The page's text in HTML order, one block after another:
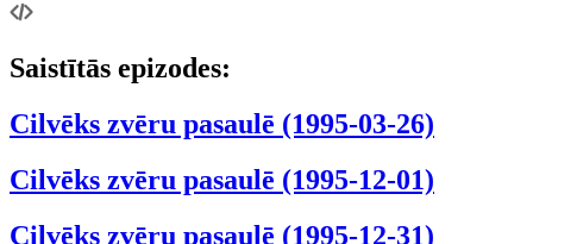
Saistītās epizodes:
Cilvēks zvēru pasaulē (1995-03-26)
Cilvēks zvēru pasaulē (1995-12-01)
Cilvēks zvēru pasaulē (1995-12-31)